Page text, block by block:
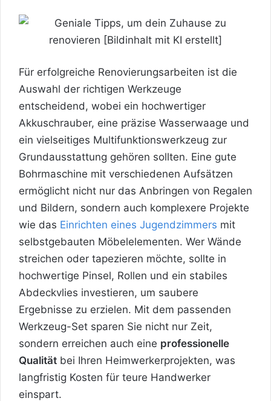
Für erfolgreiche Renovierungsarbeiten ist die
Auswahl der richtigen Werkzeuge
entscheidend, wobei ein hochwertiger
Akkuschrauber, eine präzise Wasserwaage und
ein vielseitiges Multifunktionswerkzeug zur
Grundausstattung gehören sollten. Eine gute
Bohrmaschine mit verschiedenen Aufsätzen
ermöglicht nicht nur das Anbringen von Regalen
und Bildern, sondern auch komplexere Projekte
wie das Einrichten eines Jugendzimmers mit
selbstgebauten Möbelelementen. Wer Wände
streichen oder tapezieren möchte, sollte in
hochwertige Pinsel, Rollen und ein stabiles
Abdeckvlies investieren, um saubere
Ergebnisse zu erzielen. Mit dem passenden
Werkzeug-Set sparen Sie nicht nur Zeit,
sondern erreichen auch eine professionelle
Qualität bei Ihren Heimwerkerprojekten, was
langfristig Kosten für teure Handwerker
einspart.